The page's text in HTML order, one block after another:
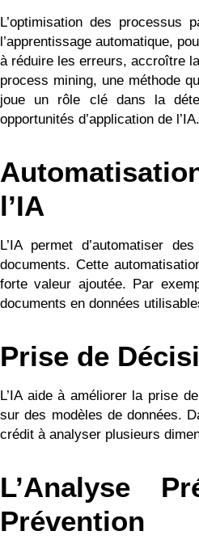
L’optimisation des processus
l’apprentissage automatique,
à réduire les erreurs, accroître
process mining, une méthode
joue un rôle clé dans la
opportunités d’application de l’IA.
l’IA
L’IA permet d’automatiser
documents. Cette
forte valeur ajoutée. Par
documents en données
Prise de
L’IA aide à améliorer la prise
sur des modèles de données.
crédit à analyser plusieurs
L’Analyse
Prévention